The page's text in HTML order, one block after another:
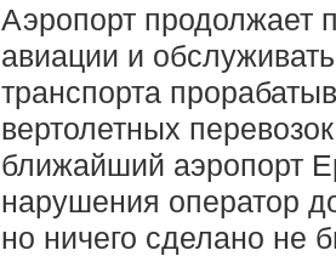
Аэропорт продолжает
авиации и
транспорта
вертолетных
ближайший аэропорт
нарушения оператор
но ничего сделано не